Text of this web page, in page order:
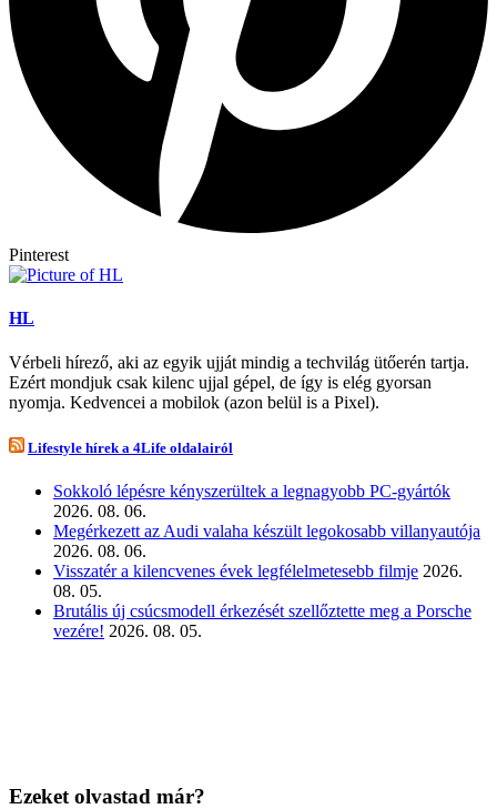
Pinterest
HL
Vérbeli hírező, aki az egyik ujját mindig a techvilág ütőerén tartja.
Ezért mondjuk csak kilenc ujjal gépel, de így is elég gyorsan
nyomja. Kedvencei a mobilok (azon belül is a Pixel).
Lifestyle hírek a 4Life oldalairól
Sokkoló lépésre kényszerültek a legnagyobb PC-gyártók
2026. 08. 06.
Megérkezett az Audi valaha készült legokosabb villanyautója
2026. 08. 06.
Visszatér a kilencvenes évek legfélelmetesebb filmje 2026.
08. 05.
Brutális új csúcsmodell érkezését szellőztette meg a Porsche
vezére! 2026. 08. 05.
Ezeket olvastad már?